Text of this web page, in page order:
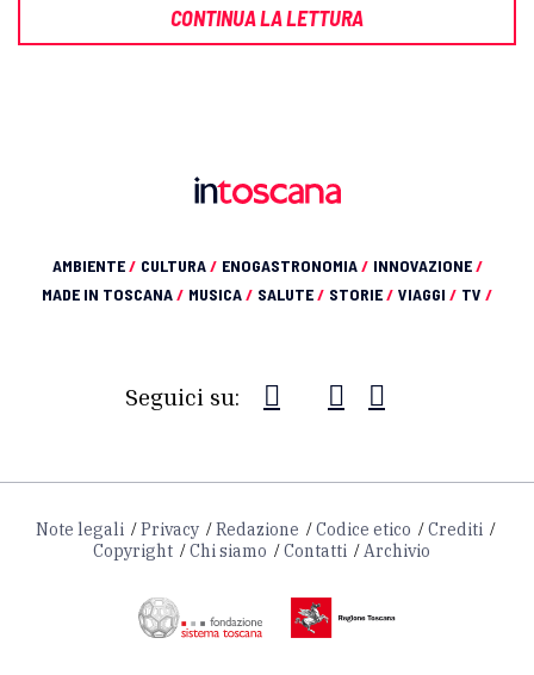
CONTINUA LA LETTURA
AMBIENTE/ CULTURA/ ENOGASTRONOMIA/ INNOVAZIONE/
MADE IN TOSCANA/ MUSICA/ SALUTE/ STORIE/ VIAGGI / TV /
Seguici su:
Note legali Privacy Redazione Codice etico
Crediti
Copyright
Chi siamo Contatti Archivio